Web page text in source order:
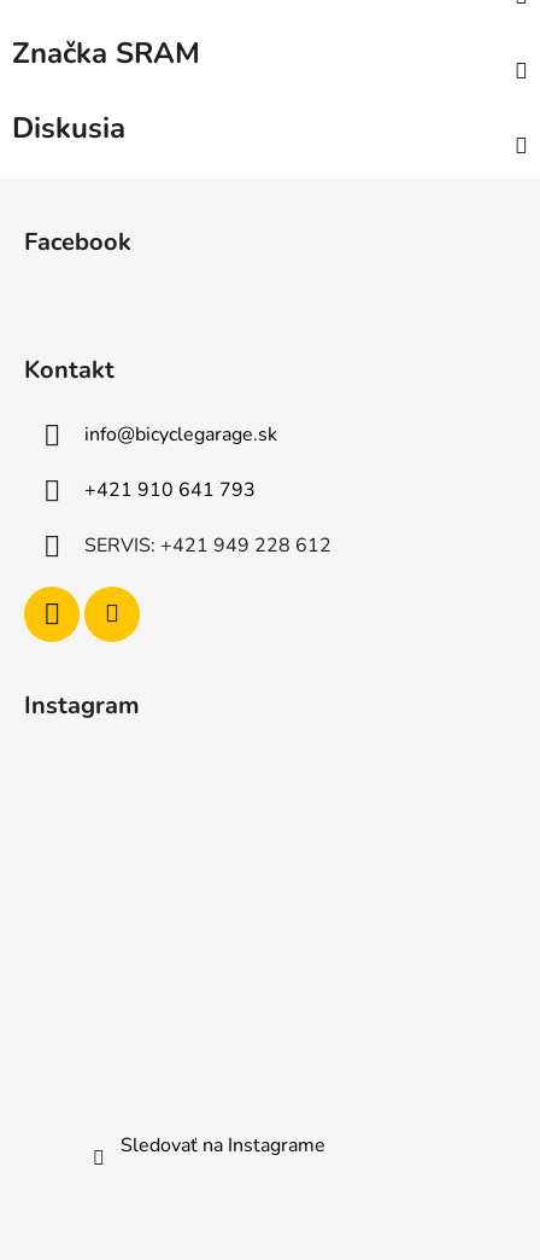
Značka SRAM
Diskusia
Facebook
Kontakt
info@bicyclegarage.sk
+421 910 641 793
SERVIS: +421 949 228 612
Instagram
Sledovať na Instagrame